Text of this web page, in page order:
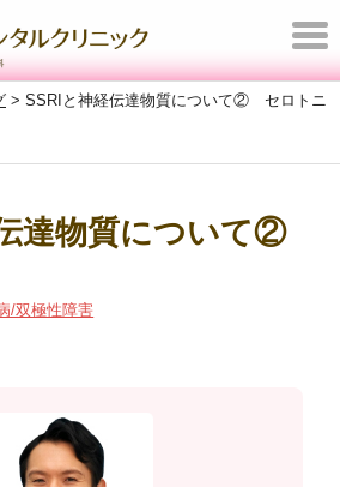
T
o
g
l
> SSRIと神経伝達物質について② セロトニ
達物質について②
/双極性障害